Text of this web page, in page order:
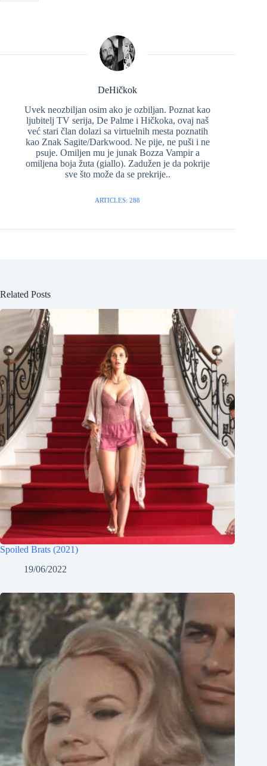
DeHičkok
Uvek neozbiljan osim ako je ozbiljan. Poznat kao
ljubitelj TV serija, De Palme i Hičkoka, ovaj naš
već stari član dolazi sa virtuelnih mesta poznatih
kao Znak Sagite/Darkwood. Ne pije, ne puši i ne
psuje. Omiljen mu je junak Bozza Vampir a
omiljena boja žuta (giallo). Zadužen je da pokrije
sve što može da se prekrije..
ARTICLES: 288
Related Posts
Spoiled Brats (2021)
19/06/2022